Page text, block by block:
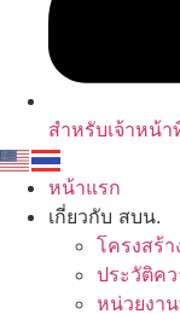
สำหรับเจ้าหน้า
หน้าแรก
เกี่ยวกับ สบน.
โครงสร้า
ประวัติค
หน่วยงา